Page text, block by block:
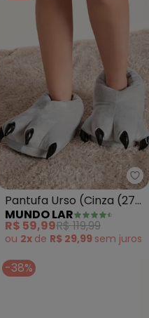
- Chinelo Pantufa
Pantufa Urso (Cinza (27
Ao 33))
MUNDO LAR
R$ 59,99R$ 119,99
ou 2x de R$ 29,99 sem juros
-38%